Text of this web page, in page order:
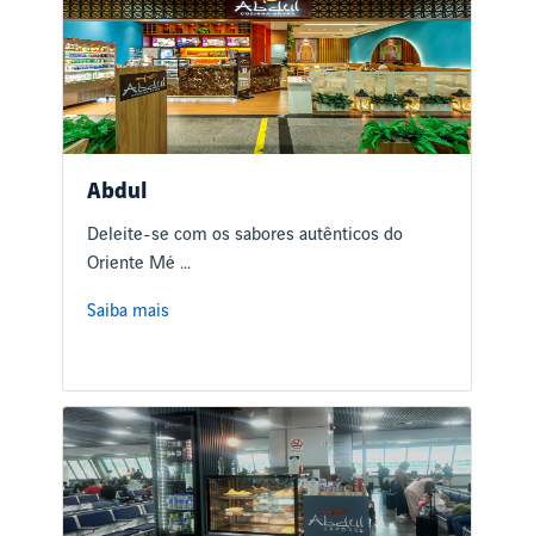
Abdul
Deleite-se com os sabores autênticos do
Oriente Mé ...
Saiba mais